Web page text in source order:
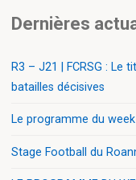
Dernières
R3 – J21 | FCRSG : Le
batailles décisives
Le programme du
Stage Football du